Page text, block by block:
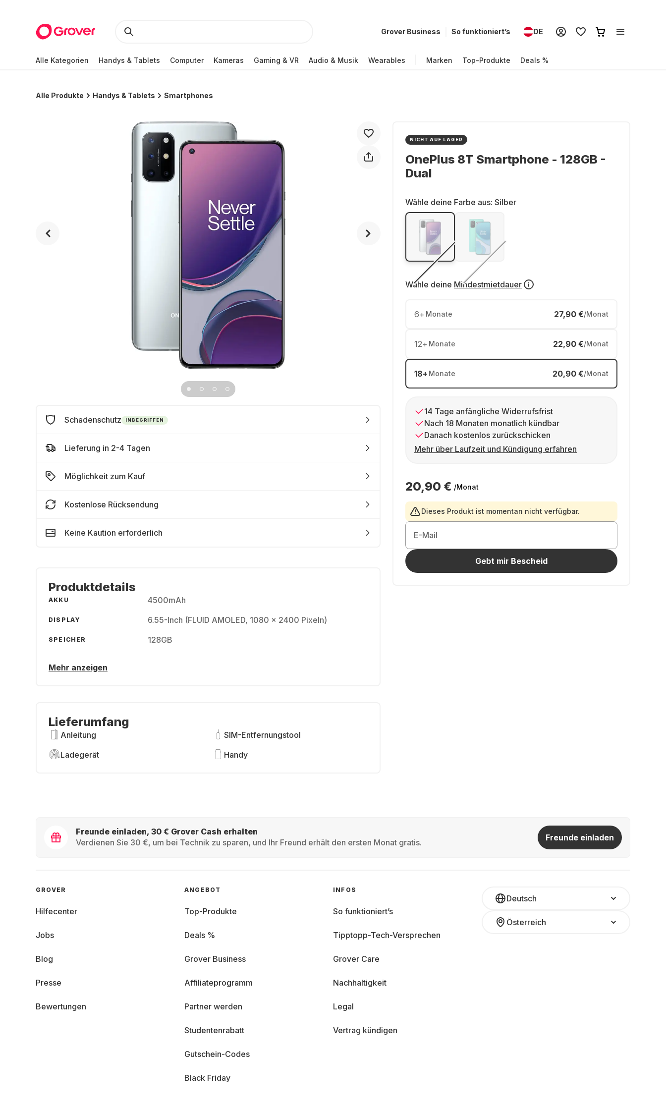
Grover Business So funktioniert’s DE
Alle Kategorien Handys & Tablets Computer Kameras Gaming & VR Audio & Musik Wearables Marken Top-Produkte Deals %
Alle Produkte Handys & Tablets Smartphones
NICHT AUF LAGER
OnePlus 8T Smartphone - 128GB -
Dual
Wähle deine Farbe aus: Silber
Wähle deine Mindestmietdauer
6+ Monate 27,90 €/Monat
12+ Monate 22,90 €/Monat
18+ Monate 20,90 €/Monat
14 Tage anfängliche Widerrufsfrist
Nach 18 Monaten monatlich kündbar
Danach kostenlos zurückschicken
Mehr über Laufzeit und Kündigung erfahren
20,90 € /Monat
Dieses Produkt ist momentan nicht verfügbar.
E-Mail
Gebt mir Bescheid
Schadenschutz INBEGRIFFEN
Lieferung in 2-4 Tagen
Möglichkeit zum Kauf
Kostenlose Rücksendung
Keine Kaution erforderlich
Produktdetails
AKKU 4500mAh
DISPLAY 6.55-Inch (FLUID AMOLED, 1080 x 2400 Pixeln)
SPEICHER 128GB
Mehr anzeigen
Lieferumfang
Anleitung
SIM-Entfernungstool
Ladegerät
Handy
Freunde einladen, 30 € Grover Cash erhalten
Verdienen Sie 30 €, um bei Technik zu sparen, und Ihr Freund erhält den ersten Monat gratis.
Freunde einladen
Deutsch
Österreich
GROVER
Hilfecenter
Jobs
Blog
Presse
Bewertungen
ANGEBOT
Top-Produkte
Deals %
Grover Business
Affiliateprogramm
Partner werden
Studentenrabatt
Gutschein-Codes
Black Friday
INFOS
So funktioniert’s
Tipptopp-Tech-Versprechen
Grover Care
Nachhaltigkeit
Legal
Vertrag kündigen